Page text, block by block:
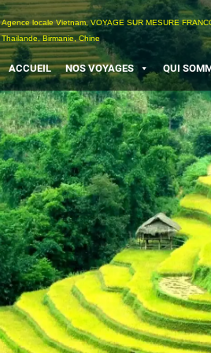
Agence locale Vietnam, VOYAGE SUR MESURE
Thailande, Birmanie, Chine
ACCUEIL NOS VOYAGES QUI